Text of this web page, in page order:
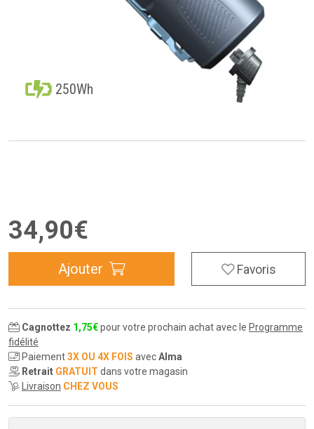
250Wh
34,90€
Ajouter Favoris
Cagnottez 1,75€pour votre prochain achat avec le Programme
fidélité
Paiement3X OU 4X FOIS avecAlma
Retrait GRATUIT dans votre magasin
Livraison CHEZ VOUS